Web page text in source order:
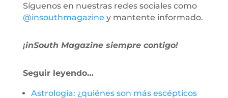
Síguenos en nuestras redes sociales como
@insouthmagazine y mantente informado.
¡inSouth Magazine siempre contigo!
Seguir leyendo…
Astrología: ¿quiénes son más escépticos